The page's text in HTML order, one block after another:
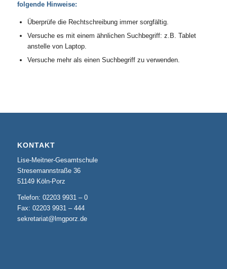
folgende Hinweise:
Überprüfe die Rechtschreibung immer sorgfältig.
Versuche es mit einem ähnlichen Suchbegriff: z.B. Tablet
anstelle von Laptop.
Versuche mehr als einen Suchbegriff zu verwenden.
KONTAKT
Lise-Meitner-Gesamtschule
Stresemannstraße 36
51149 Köln-Porz
Telefon: 02203 9931 – 0
Fax: 02203 9931 – 444
sekretariat@lmgporz.de